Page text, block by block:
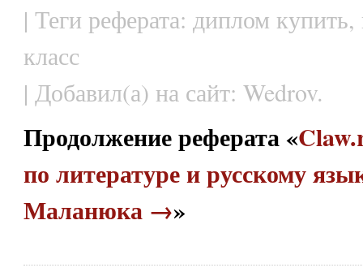
| Теги реферата: диплом
класс
| Добавил(а) на сайт: Wedrov.
Продолжение реферата «
по литературе и русскому
Маланюка →»